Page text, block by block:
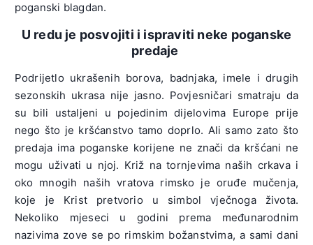
poganski blagdan.
U redu je posvojiti i ispraviti neke poganske
predaje
Podrijetlo ukrašenih borova, badnjaka, imele i drugih
sezonskih ukrasa nije jasno. Povjesničari smatraju da
su bili ustaljeni u pojedinim dijelovima Europe prije
nego što je kršćanstvo tamo doprlo. Ali samo zato što
predaja ima poganske korijene ne znači da kršćani ne
mogu uživati ​​u njoj. Križ na tornjevima naših crkava i
oko mnogih naših vratova rimsko je oruđe mučenja,
koje je Krist pretvorio u simbol vječnoga života.
Nekoliko mjeseci u godini prema međunarodnim
nazivima zove se po rimskim božanstvima, a sami dani